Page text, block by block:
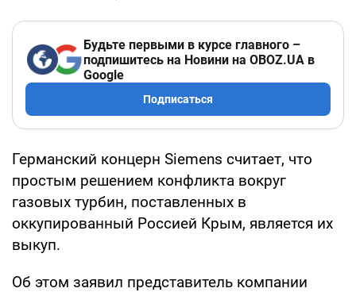
Будьте первыми в курсе главного –
подпишитесь на Новини на OBOZ.UA в
Google
Подписаться
Германский концерн Siemens считает, что
простым решением конфликта вокруг
газовых турбин, поставленных в
оккупированный Россией Крым, является их
выкуп.
Об этом заявил представитель компании